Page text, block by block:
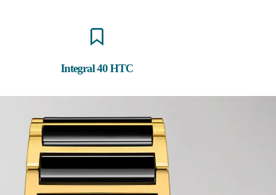
Integral 40 HTC